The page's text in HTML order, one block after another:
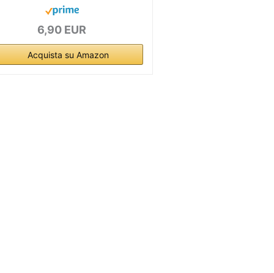
6,90 EUR
Acquista su Amazon